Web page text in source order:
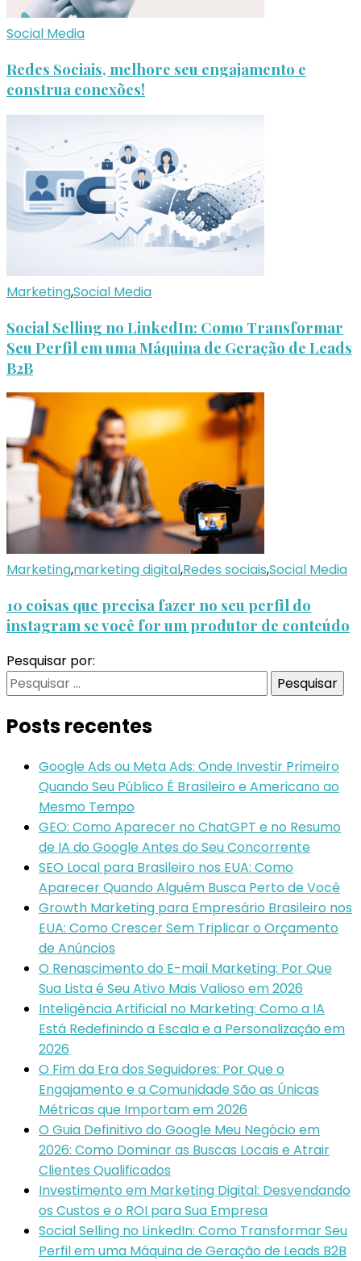
Social Media
Redes Sociais, melhore seu engajamento e
construa conexões!
Marketing,Social Media
Social Selling no LinkedIn: Como Transformar
Seu Perfil em uma Máquina de Geração de Leads
B2B
Marketing,marketing digital,Redes sociais,Social Media
10 coisas que precisa fazer no seu perfil do
instagram se você for um produtor de conteúdo
Pesquisar por:
Posts recentes
Google Ads ou Meta Ads: Onde Investir Primeiro
Quando Seu Público É Brasileiro e Americano ao
Mesmo Tempo
GEO: Como Aparecer no ChatGPT e no Resumo
de IA do Google Antes do Seu Concorrente
SEO Local para Brasileiro nos EUA: Como
Aparecer Quando Alguém Busca Perto de Você
Growth Marketing para Empresário Brasileiro nos
EUA: Como Crescer Sem Triplicar o Orçamento
de Anúncios
O Renascimento do E-mail Marketing: Por Que
Sua Lista é Seu Ativo Mais Valioso em 2026
Inteligência Artificial no Marketing: Como a IA
Está Redefinindo a Escala e a Personalização em
2026
O Fim da Era dos Seguidores: Por Que o
Engajamento e a Comunidade São as Únicas
Métricas que Importam em 2026
O Guia Definitivo do Google Meu Negócio em
2026: Como Dominar as Buscas Locais e Atrair
Clientes Qualificados
Investimento em Marketing Digital: Desvendando
os Custos e o ROI para Sua Empresa
Social Selling no LinkedIn: Como Transformar Seu
Perfil em uma Máquina de Geração de Leads B2B